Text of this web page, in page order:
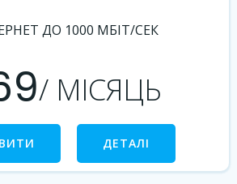
ДО 1000 МБІТ/СЕК
/ МІСЯЦЬ
ДЕТАЛІ